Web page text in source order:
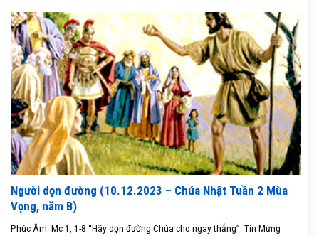
Người dọn đường (10.12.2023 – Chúa Nhật Tuần 2 Mùa
Vọng, năm B)
Phúc Âm: Mc 1, 1-8 “Hãy dọn đường Chúa cho ngay thẳng”. Tin Mừng